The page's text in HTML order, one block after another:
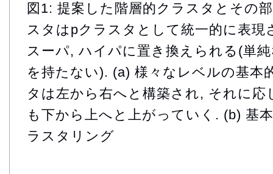
図1: 提案した階層的クラスタとその
スタはpクラスタとして統一的に表
スーパ, ハイパに置き換えられる(単
を持たない). (a) 様々なレベルの基本
タは左から右へと構築され, それに
も下から上へと上がっていく. (b) 基
ラスタリング